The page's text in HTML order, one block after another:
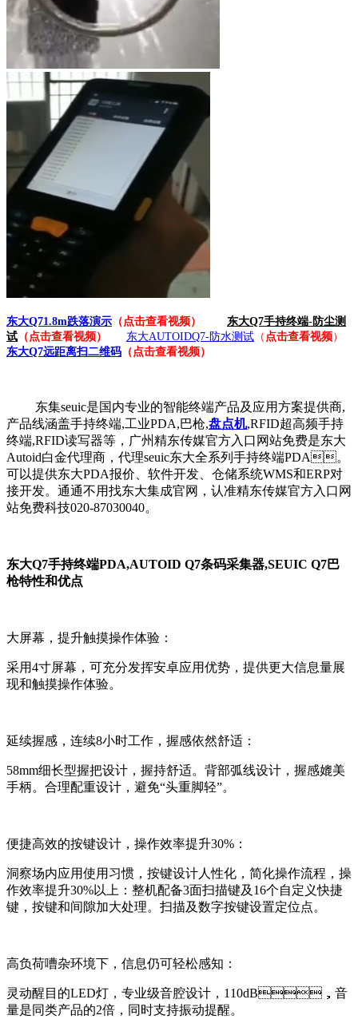
东大Q71.8m跌落演示 （点击查看视频） 东大Q7手持终端-防尘测
试 （点击查看视频） 东大AUTOIDQ7-防水测试 （ 点击查看视频 ）
东大Q7远距离扫二维码 （点击查看视频 ）
东集seuic是国内专业的智能终端产品及应用方案提供商,
产品线涵盖手持终端,工业PDA,巴枪,盘点机,RFID超高频手持
终端,RFID读写器等，广州精东传媒官方入口网站免费是东大
Autoid白金代理商，代理seuic东大全系列手持终端PDA。
可以提供东大PDA报价、软件开发、仓储系统WMS和ERP对
接开发。通通不用找东大集成官网，认准精东传媒官方入口网
站免费科技020-87030040。
东大Q7手持终端PDA,AUTOID Q7条码采集器,SEUIC Q7巴
枪特性和优点
大屏幕，提升触摸操作体验：
采用4寸屏幕，可充分发挥安卓应用优势，提供更大信息量展
现和触摸操作体验。
延续握感，连续8小时工作，握感依然舒适：
58mm细长型握把设计，握持舒适。背部弧线设计，握感媲美
手柄。合理配重设计，避免“头重脚轻”。
便捷高效的按键设计，操作效率提升30%：
洞察场内应用使用习惯，按键设计人性化，简化操作流程，操
作效率提升30%以上：整机配备3面扫描键及16个自定义快捷
键，按键和间隙加大处理。扫描及数字按键设置定位点。
高负荷嘈杂环境下，信息仍可轻松感知：
灵动醒目的LED灯，专业级音腔设计，110dB，音
量是同类产品的2倍，同时支持振动提醒。